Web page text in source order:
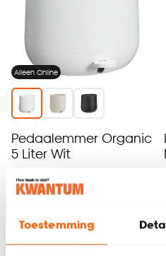
Toestemming
Alleen Online
Pedaalemmer Organic
5 Liter Wit
4.4